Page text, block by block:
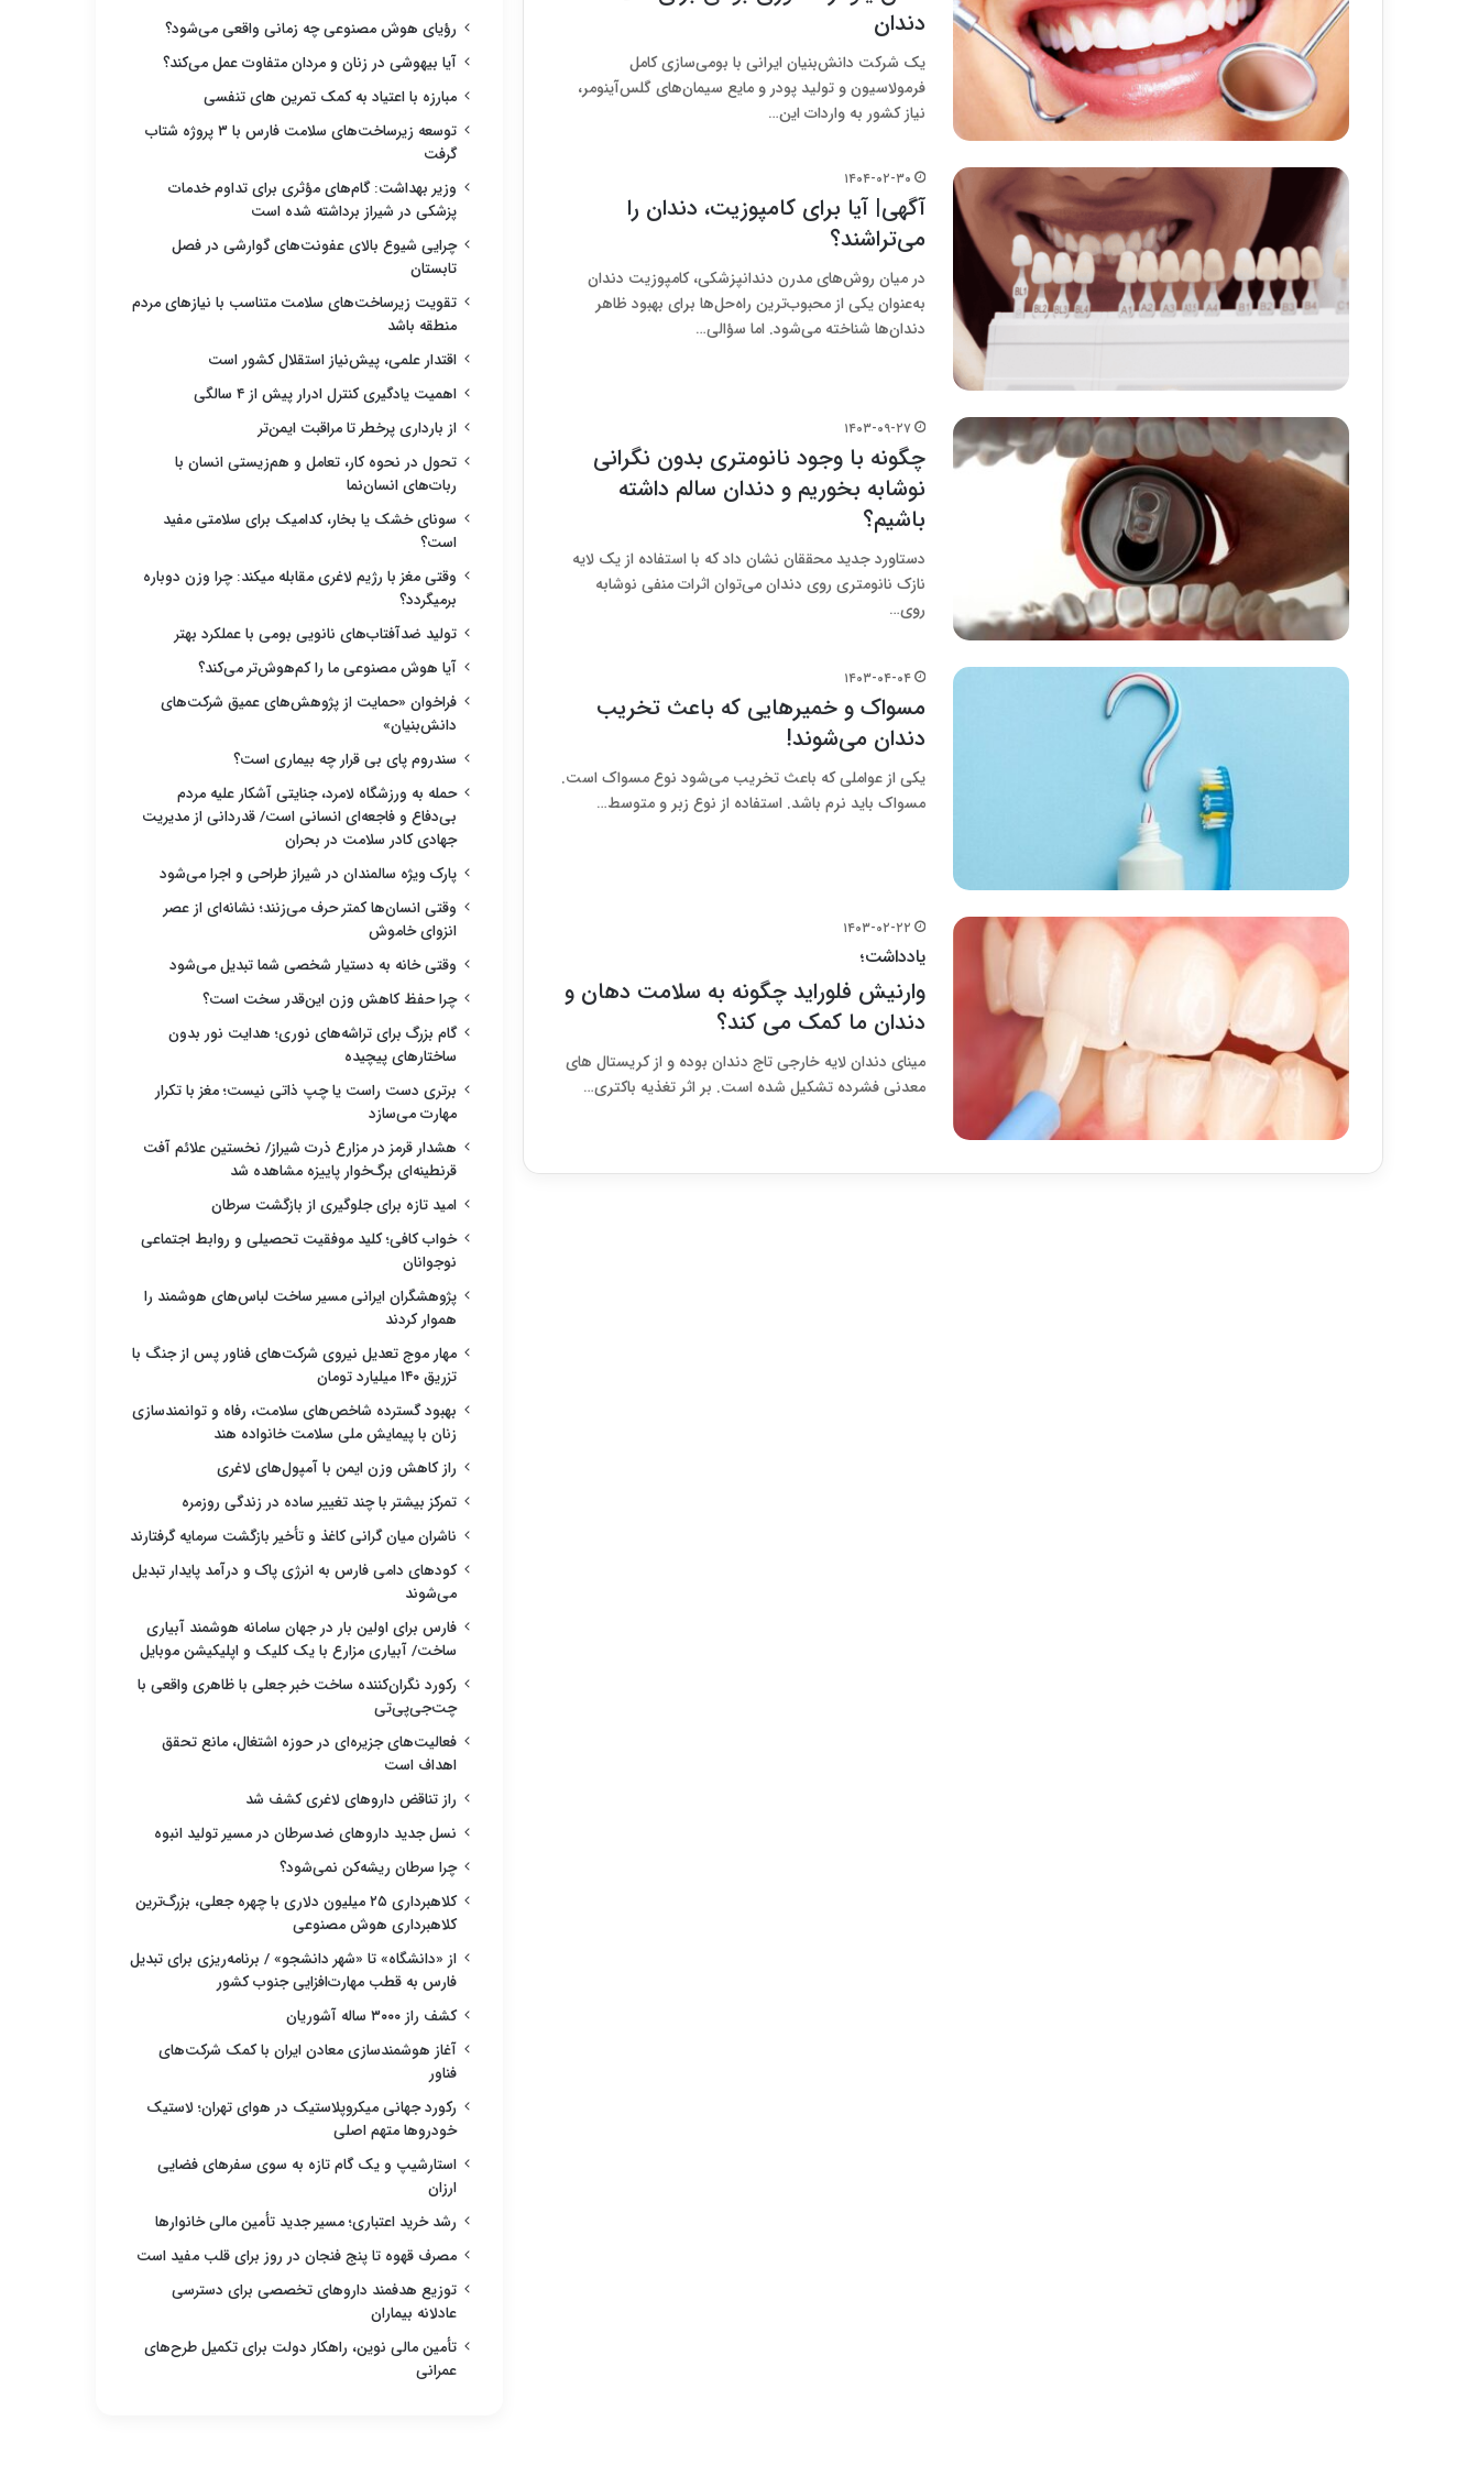
دندان
یک شرکت دانش‌بنیان ایرانی با بومی‌سازی کامل
فرمولاسیون و تولید پودر و مایع سیمان‌های گلس‌آینومر،
نیاز کشور به واردات این…
۱۴۰۴-۰۲-۳۰
آگهی| آیا برای کامپوزیت، دندان را
می‌تراشند؟
در میان روش‌های مدرن دندانپزشکی، کامپوزیت دندان
به‌عنوان یکی از محبوب‌ترین راه‌حل‌ها برای بهبود ظاهر
دندان‌ها شناخته می‌شود. اما سؤالی…
۱۴۰۳-۰۹-۲۷
چگونه با وجود نانومتری بدون نگرانی
نوشابه بخوریم و دندان سالم داشته
باشیم؟
دستاورد جدید محققان نشان داد که با استفاده از یک لایه
نازک نانومتری روی دندان می‌توان اثرات منفی نوشابه
روی…
۱۴۰۳-۰۴-۰۴
مسواک و خمیرهایی که باعث تخریب
دندان می‌شوند!
یکی از عواملی که باعث تخریب می‌شود نوع مسواک است.
مسواک‌ باید نرم باشد. استفاده از نوع زبر و متوسط…
۱۴۰۳-۰۲-۲۲
یادداشت؛
وارنیش فلوراید چگونه به سلامت دهان و
دندان ما کمک می کند؟
مینای دندان لایه خارجی تاج دندان بوده و از کریستال های
معدنی فشرده تشکیل شده است. بر اثر تغذیه باکتری…
رؤیای هوش مصنوعی چه زمانی واقعی می‌شود؟
آیا بیهوشی در زنان و مردان متفاوت عمل می‌کند؟
مبارزه با اعتیاد به کمک تمرین های تنفسی
توسعه زیرساخت‌های سلامت فارس با ۳ پروژه شتاب
گرفت
وزیر بهداشت: گام‌های مؤثری برای تداوم خدمات
پزشکی در شیراز برداشته شده است
چرایی شیوع بالای عفونت‌های گوارشی در فصل
تابستان
تقویت زیرساخت‌های سلامت متناسب با نیازهای مردم
منطقه باشد
اقتدار علمی، پیش‌نیاز استقلال کشور است
اهمیت یادگیری کنترل ادرار پیش از ۴ سالگی
از بارداری پرخطر تا مراقبت ایمن‌تر
تحول در نحوه کار، تعامل و هم‌زیستی انسان با
ربات‌های انسان‌نما
سونای خشک یا بخار، کدامیک برای سلامتی مفید
است؟
وقتی مغز با رژیم لاغری مقابله میکند: چرا وزن دوباره
برمیگردد؟
تولید ضدآفتاب‌های نانویی بومی با عملکرد بهتر
آیا هوش مصنوعی ما را کم‌هوش‌تر می‌کند؟
فراخوان «حمایت از پژوهش‌های عمیق شرکت‌های
دانش‌بنیان»
سندروم پای بی قرار چه بیماری است؟
حمله به ورزشگاه لامرد، جنایتی آشکار علیه مردم
بی‌دفاع و فاجعه‌ای انسانی است/ قدردانی از مدیریت
جهادی کادر سلامت در بحران
پارک ویژه سالمندان در شیراز طراحی و اجرا می‌شود
وقتی انسان‌ها کمتر حرف می‌زنند؛ نشانه‌ای از عصر
انزوای خاموش
وقتی خانه به دستیار شخصی شما تبدیل می‌شود
چرا حفظ کاهش وزن این‌قدر سخت است؟
گام بزرگ برای تراشه‌های نوری؛ هدایت نور بدون
ساختارهای پیچیده
برتری دست راست یا چپ ذاتی نیست؛ مغز با تکرار
مهارت می‌سازد
هشدار قرمز در مزارع ذرت شیراز/ نخستین علائم آفت
قرنطینه‌ای برگ‌خوار پاییزه مشاهده شد
امید تازه برای جلوگیری از بازگشت سرطان
خواب کافی؛ کلید موفقیت تحصیلی و روابط اجتماعی
نوجوانان
پژوهشگران ایرانی مسیر ساخت لباس‌های هوشمند را
هموار کردند
مهار موج تعدیل نیروی شرکت‌های فناور پس از جنگ با
تزریق ۱۴۰ میلیارد تومان
بهبود گسترده شاخص‌های سلامت، رفاه و توانمندسازی
زنان با پیمایش ملی سلامت خانواده هند
راز کاهش وزن ایمن با آمپول‌های لاغری
تمرکز بیشتر با چند تغییر ساده در زندگی روزمره
ناشران میان گرانی کاغذ و تأخیر بازگشت سرمایه گرفتارند
کودهای دامی فارس به انرژی پاک و درآمد پایدار تبدیل
می‌شوند
فارس برای اولین بار در جهان سامانه هوشمند آبیاری
ساخت/ آبیاری مزارع با یک کلیک و اپلیکیشن موبایل
رکورد نگران‌کننده ساخت خبر جعلی با ظاهری واقعی با
چت‌جی‌پی‌تی
فعالیت‌های جزیره‌ای در حوزه اشتغال، مانع تحقق
اهداف است
راز تناقض داروهای لاغری کشف شد
نسل جدید داروهای ضدسرطان در مسیر تولید انبوه
چرا سرطان ریشه‌کن نمی‌شود؟
کلاهبرداری ۲۵ میلیون دلاری با چهره جعلی، بزرگ‌ترین
کلاهبرداری هوش مصنوعی
از «دانشگاه» تا «شهر دانشجو» / برنامه‌ریزی برای تبدیل
فارس به قطب مهارت‌افزایی جنوب کشور
کشف راز ۳۰۰۰ ساله آشوریان
آغاز هوشمندسازی معادن ایران با کمک شرکت‌های
فناور
رکورد جهانی میکروپلاستیک در هوای تهران؛ لاستیک
خودروها متهم اصلی
استارشیپ و یک گام تازه به سوی سفرهای فضایی
ارزان
رشد خرید اعتباری؛ مسیر جدید تأمین مالی خانوارها
مصرف قهوه تا پنج فنجان در روز برای قلب مفید است
توزیع هدفمند داروهای تخصصی برای دسترسی
عادلانه بیماران
تأمین مالی نوین، راهکار دولت برای تکمیل طرح‌های
عمرانی